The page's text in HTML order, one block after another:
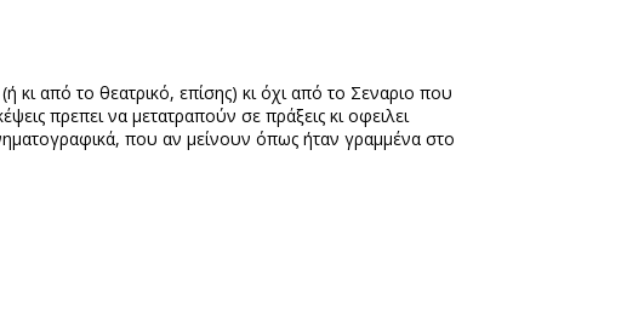
κι από το θεατρικό, επίσης) κι όχι από το Σεναριο που
πρεπει να μετατραπούν σε πράξεις κι οφειλει
που αν μείνουν όπως ήταν γραμμένα στο